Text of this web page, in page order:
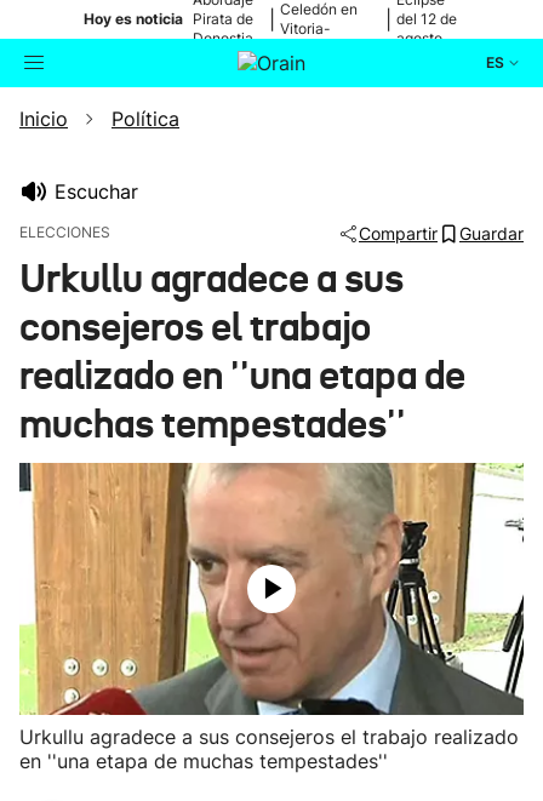
Hoy es noticia Pirata de
Donostia
Celedón en
Vitoria-
del 12 de
agosto
ES
Buscador
Ikusmiran
Eguraldia
Inicio Política
Escuchar
ELECCIONES Compartir Guardar
Urkullu agradece a sus
consejeros el trabajo
realizado en ''una etapa de
muchas tempestades''
Urkullu agradece a sus consejeros el trabajo realizado
en ''una etapa de muchas tempestades''